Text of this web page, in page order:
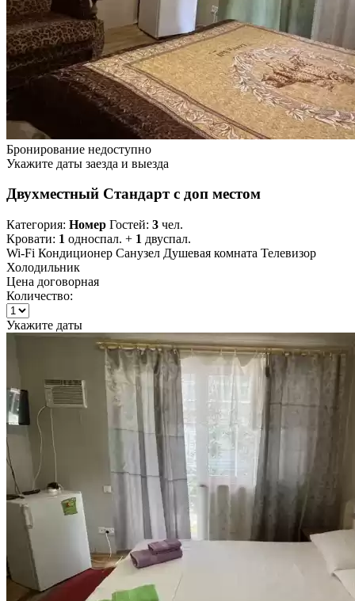
Бронирование недоступно
Укажите даты заезда и выезда
Двухместный Стандарт с доп местом
Категория: Номер Гостей: 3 чел.
Кровати: 1 односпал. + 1 двуспал.
Wi-Fi Кондиционер Санузел Душевая комната Телевизор
Холодильник
Цена договорная
Количество:
Укажите даты